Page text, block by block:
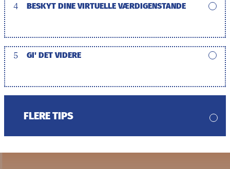
4 BESKYT DINE VIRTUELLE VÆRDIGENSTANDE
5 GI' DET VIDERE
FLERE TIPS